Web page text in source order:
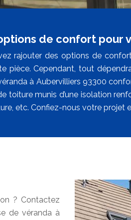
de confort pour
rajouter des options de
pièce. Cependant, tout
à Aubervilliers 93300
toiture munis d’une isolation
etc. Confiez-nous votre projet
? Contactez
de véranda à